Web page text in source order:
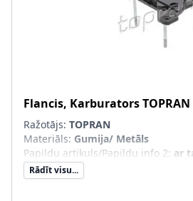
Flancis, KarburatorsTOPRAN
Ražotājs: TOPRAN
Materiāls: Gumija/ Metāls
Papildu artikuls/Papildu info 2: ar
Rādīt visu...